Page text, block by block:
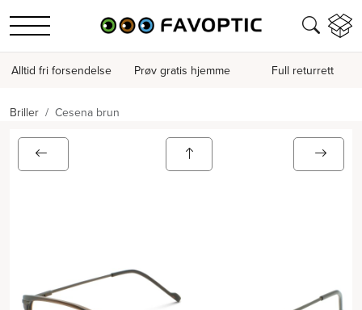
Alltid fri forsendelse Prøv gratis hjemme Full returrett
Briller Cesena brun